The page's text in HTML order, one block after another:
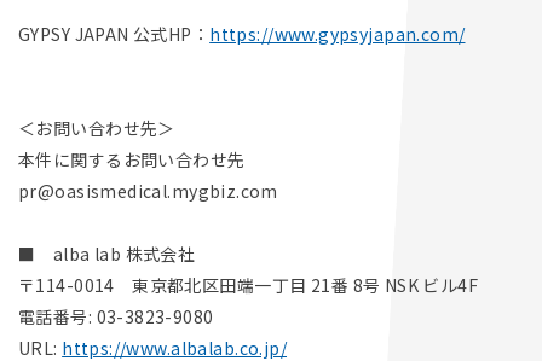
GYPSY JAPAN 公式HP： https://www.gypsyjapan.com/
＜お問い合わせ先＞
本件に関するお問い合わせ先
pr@oasismedical.mygbiz.com
■ alba lab 株式会社
〒114-0014 東京都北区田端一丁目 21番 8号 NSK ビル4F
電話番号: 03-3823-9080
URL: https://www.albalab.co.jp/